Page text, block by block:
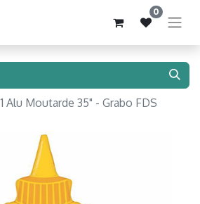
0
1 Alu Moutarde 35" - Grabo FDS